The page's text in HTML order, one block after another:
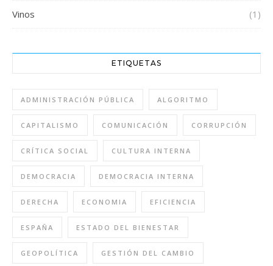
Vinos (1)
ETIQUETAS
ADMINISTRACIÓN PÚBLICA ALGORITMO
CAPITALISMO COMUNICACIÓN CORRUPCIÓN
CRÍTICA SOCIAL CULTURA INTERNA
DEMOCRACIA DEMOCRACIA INTERNA
DERECHA ECONOMIA EFICIENCIA
ESPAÑA ESTADO DEL BIENESTAR
GEOPOLÍTICA GESTIÓN DEL CAMBIO